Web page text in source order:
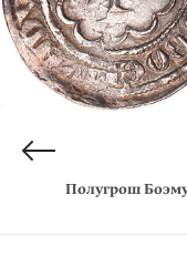
Полугрош
Золотая монета
Динар
Fritz Rudolf
Монета
Взятие
Миниатюра